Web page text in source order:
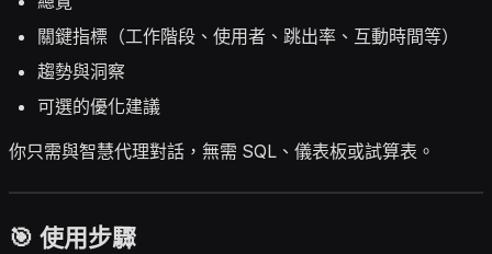
關鍵指標（工作階段、使用者、跳出率、互動時間等）
趨勢與洞察
可選的優化建議
你只需與智慧代理對話，無需 SQL、儀表板或試算表。
🎯 使用步驟